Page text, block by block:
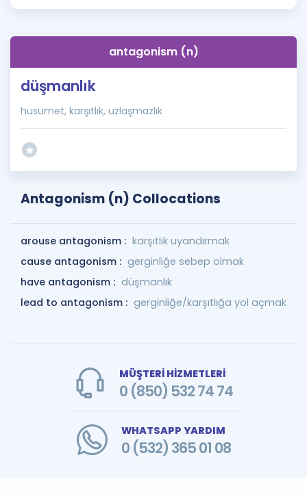
İngilizce Gramerantagonism (n)
düşmanlık
husumet, karşıtlık, uzlaşmazlık
Antagonism (n) Collocations
arouse antagonism : karşıtlık uyandırmak
cause antagonism : gerginliğe sebep olmak
have antagonism : düşmanlık
lead to antagonism : gerginliğe/karşıtlığa yol açmak
MÜŞTERİ HİZMETLERİ
0 (850) 532 74 74
WHATSAPP YARDIM
0 (532) 365 01 08